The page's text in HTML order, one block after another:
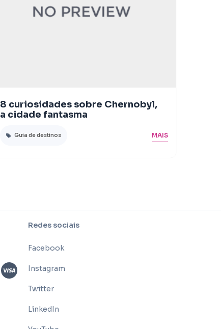
8 curiosidades sobre Chernobyl,
a cidade fantasma
Guia de destinos MAIS
Redes sociais
Facebook
Instagram
Twitter
LinkedIn